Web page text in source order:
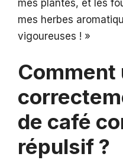
mes plantes, et les
mes herbes
vigoureuses ! »
de café
répulsif ?